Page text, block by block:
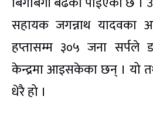
सहायक जगन्नाथ यादवका
हप्तासम्म ३०५ जना सर्पले
केन्द्रमा आइसकेका छन् । यो
धेरै हो ।